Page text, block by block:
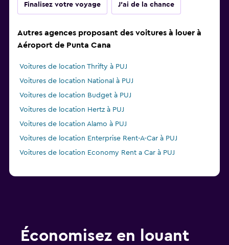
Finalisez votre voyage J'ai de la chance
Autres agences proposant des voitures à louer à
Aéroport de Punta Cana
Voitures de location Thrifty à PUJ
Voitures de location National à PUJ
Voitures de location Budget à PUJ
Voitures de location Hertz à PUJ
Voitures de location Alamo à PUJ
Voitures de location Enterprise Rent-A-Car à PUJ
Voitures de location Economy Rent a Car à PUJ
Économisez en louant